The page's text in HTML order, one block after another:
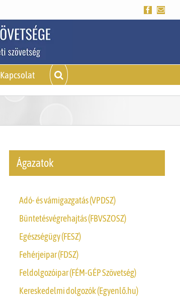
Facebook
Kapcsolat
Ágazatok
Adó- és vámigazgatás (VPDSZ)
Büntetésvégrehajtás (FBVSZOSZ)
Egészségügy (FESZ)
Fehérjeipar (FDSZ)
Feldolgozóipar (FÉM-GÉP Szövetség)
Kereskedelmi dolgozók (Egyenlő.hu)